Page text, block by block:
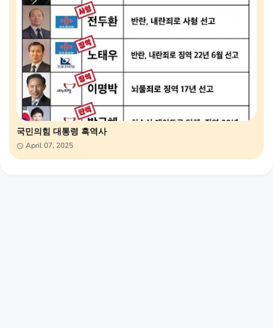
국민의힘 대통령 흑역사
April 07, 2025